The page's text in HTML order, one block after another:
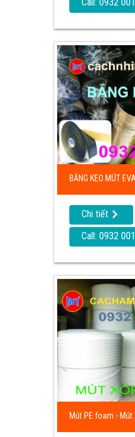
BĂNG KEO MÚT
Chi tiết
Call: 0932
Mút PE foam -